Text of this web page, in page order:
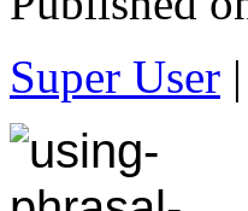
Super User |